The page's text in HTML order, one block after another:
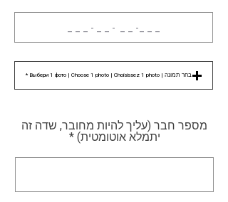
בחר תמונה | Выбери 1 фото | Choose 1 photo | Choisissez 1 photo *
מספר חבר (עליך להיות מחובר, שדה זה
יתמלא אוטומטית)